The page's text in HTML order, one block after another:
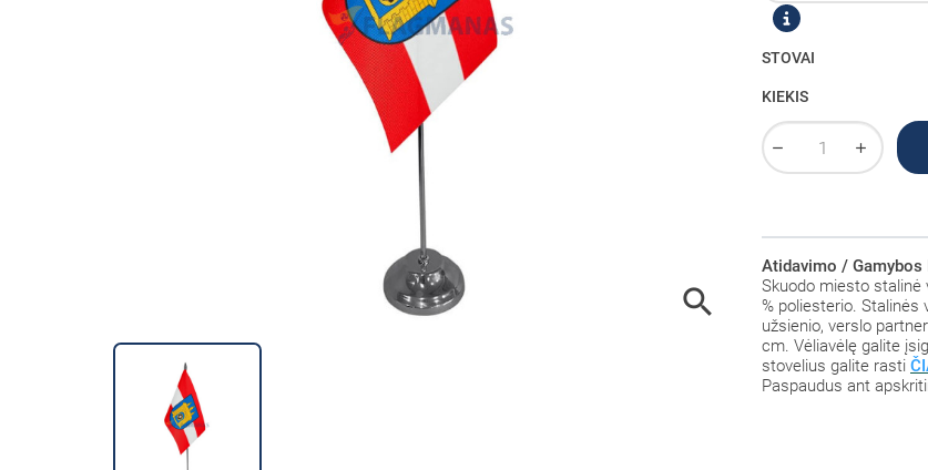

STOVAI
KIEKIS
Atidavimo / Gamybos
Skuodo miesto stalinė
% poliesterio. Stalinės
užsienio, verslo
cm. Vėliavėlę galite
stovelius galite rasti
Paspaudus ant